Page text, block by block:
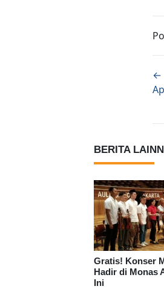
←
BERITA
Gratis! Konser
Hadir di Monas
Ini